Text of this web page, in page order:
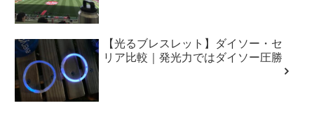
【光るブレスレット】ダイソー・セ
リア比較｜発光力ではダイソー圧勝